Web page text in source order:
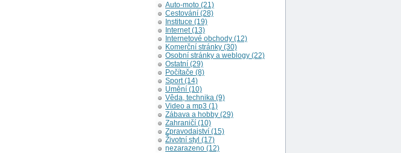
Auto-moto (21)
Cestování (28)
Instituce (19)
Internet (13)
Internetové obchody (12)
Komerční stránky (30)
Osobní stránky a weblogy (22)
Ostatní (29)
Počítače (8)
Sport (14)
Umění (10)
Věda, technika (9)
Video a mp3 (1)
Zábava a hobby (29)
Zahraničí (10)
Zpravodajství (15)
Životní styl (17)
nezarazeno (12)